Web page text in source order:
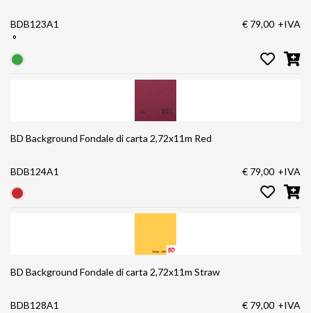
BDB123A1
°
€ 79,00 +IVA
BD Background Fondale di carta 2,72x11m Red
BDB124A1 € 79,00 +IVA
BD Background Fondale di carta 2,72x11m Straw
BDB128A1 € 79,00 +IVA